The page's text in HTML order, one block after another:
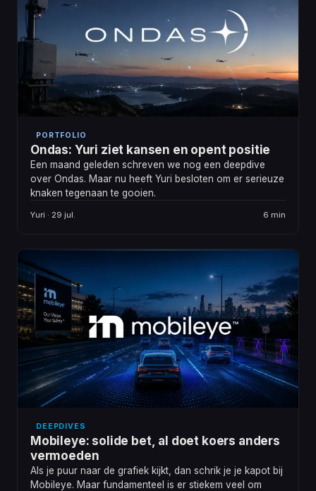
PORTFOLIO
Ondas: Yuri ziet kansen en opent positie
Een maand geleden schreven we nog een deepdive
over Ondas. Maar nu heeft Yuri besloten om er serieuze
knaken tegenaan te gooien.
Yuri · 29 jul. 6 min
DEEPDIVES
Mobileye: solide bet, al doet koers anders
vermoeden
Als je puur naar de grafiek kijkt, dan schrik je je kapot bij
Mobileye. Maar fundamenteel is er stiekem veel om